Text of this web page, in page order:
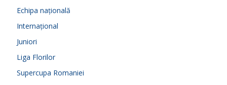
Echipa națională
Internațional
Juniori
Liga Florilor
Supercupa Romaniei